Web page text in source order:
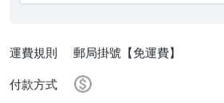
運費規則
郵局掛號【免運費】
付款方式